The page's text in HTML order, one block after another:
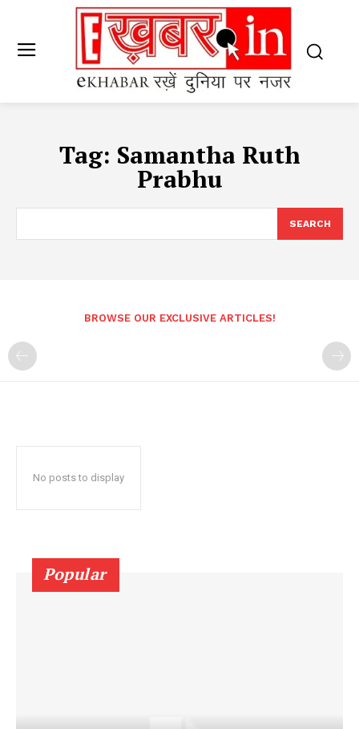
Tag: Samantha Ruth
Prabhu
SEARCH
BROWSE OUR EXCLUSIVE ARTICLES!
No posts to display
Popular